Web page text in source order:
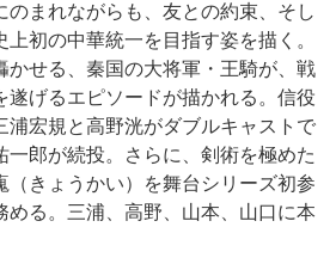
のまれながらも、友との約束、そし
初の中華統一を目指す姿を描く。
かせる、秦国の大将軍・王騎が、戦
遂げるエピソードが描かれる。信役
浦宏規と高野洸がダブルキャストで
一郎が続投。さらに、剣術を極めた
（きょうかい）を舞台シリーズ初参
める。三浦、高野、山本、山口に本